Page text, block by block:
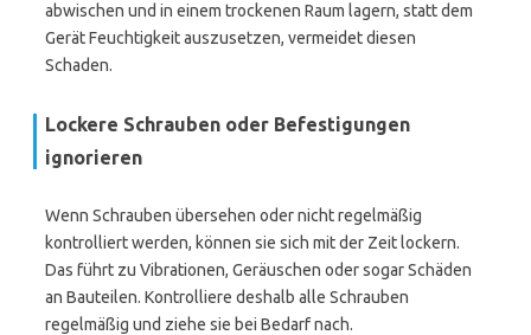
abwischen und in einem trockenen Raum lagern, statt dem
Gerät Feuchtigkeit auszusetzen, vermeidet diesen
Schaden.
Lockere Schrauben oder Befestigungen
ignorieren
Wenn Schrauben übersehen oder nicht regelmäßig
kontrolliert werden, können sie sich mit der Zeit lockern.
Das führt zu Vibrationen, Geräuschen oder sogar Schäden
an Bauteilen. Kontrolliere deshalb alle Schrauben
regelmäßig und ziehe sie bei Bedarf nach.